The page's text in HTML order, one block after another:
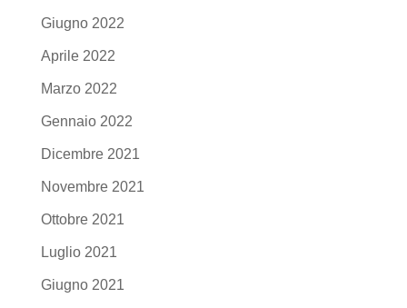
Giugno 2022
Aprile 2022
Marzo 2022
Gennaio 2022
Dicembre 2021
Novembre 2021
Ottobre 2021
Luglio 2021
Giugno 2021